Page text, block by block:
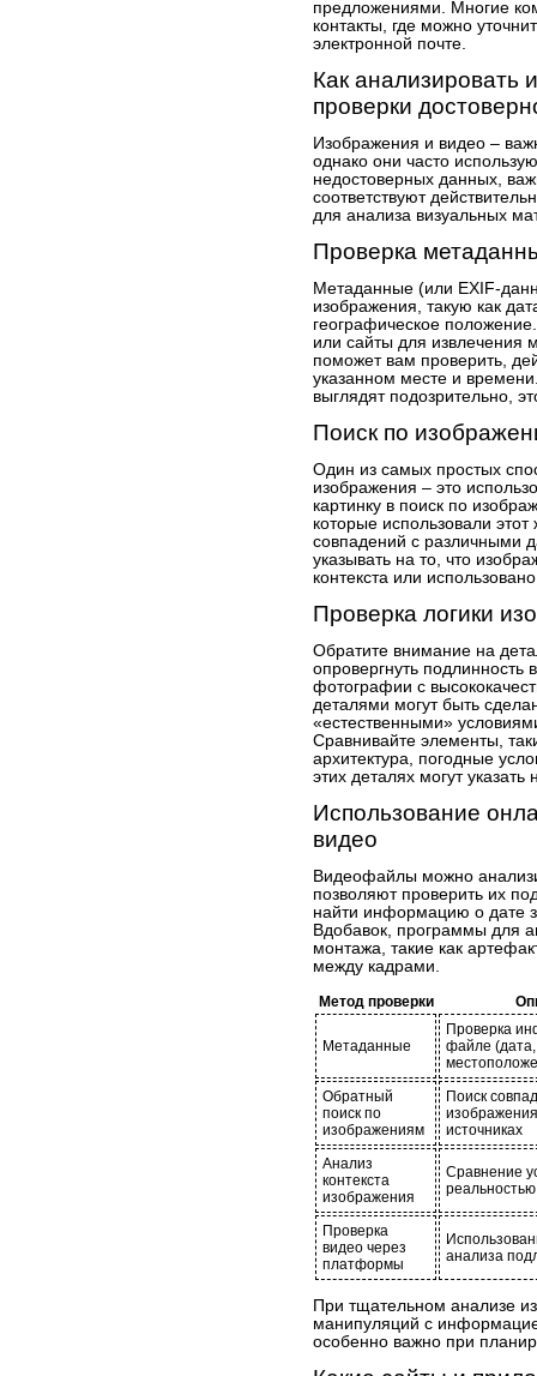
предложениями. Многие
контакты, где можно
электронной почте.
Как анализировать
проверки
Изображения и видео –
однако они часто
недостоверных данных,
соответствуют
для анализа визуальных
Проверка
Метаданные (или EXIF-
изображения, такую как
географическое
или сайты для извлечения
поможет вам проверить,
указанном месте и
выглядят подозрительно,
Поиск по
Один из самых простых
изображения – это
картинку в поиск по
которые использовали
совпадений с различными
указывать на то, что
контекста или
Проверка логики
Обратите внимание на
опровергнуть подлинность
фотографии с
деталями могут быть
«естественными»
Сравнивайте элементы,
архитектура, погодные
этих деталях могут
Использование
видео
Видеофайлы можно
позволяют проверить их
найти информацию о дате
Вдобавок, программы для
монтажа, такие как
между кадрами.
Метод проверки
Метаданные
Проверка
файле (дата,
Обратный
поиск по
изображениям
Поиск
источниках
Анализ
контекста
изображения
Сравнение
реальностью
Проверка
видео через
платформы
анализа
При тщательном анализе
манипуляций с
особенно важно при